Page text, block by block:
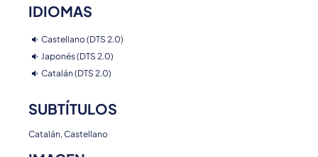
IDIOMAS
Castellano (DTS 2.0)
Japonés (DTS 2.0)
Catalán (DTS 2.0)
SUBTÍTULOS
Catalán, Castellano